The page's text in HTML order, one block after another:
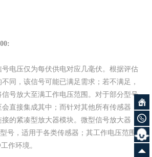
电压仅为每伏供电对应几毫伏。根据评估
同，该信号可能已满足需求；若不满足，
号放大至满工作电压范围。对于部分型号
直接集成其中；而针对其他所有传感器，
的紧凑型放大器模块。微型信号放大器
号，适用于各类传感器；其工作电压范围为
作环境。